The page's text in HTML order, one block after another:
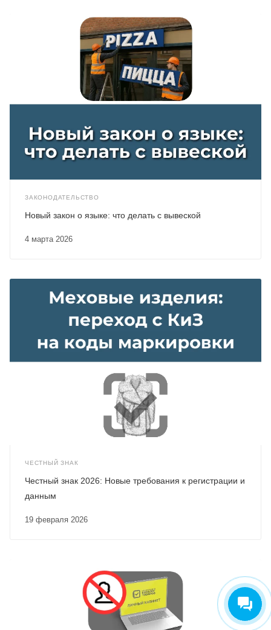
ЗАКОНОДАТЕЛЬСТВО
4 марта 2026
Новый закон о языке: что делать с вывеской
ЧЕСТНЫЙ ЗНАК
19 февраля 2026
Честный знак 2026: Новые требования к регистрации и
данным